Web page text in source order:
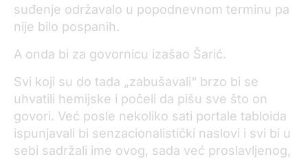
suđenje održavalo u popodnevnom terminu pa
nije bilo pospanih.
A onda bi za govornicu izašao Šarić.
Svi koji su do tada „zabušavali“ brzo bi se
uhvatili hemijske i počeli da pišu sve što on
govori. Već posle nekoliko sati portale tabloida
ispunjavali bi senzacionalistički naslovi i svi bi u
sebi sadržali ime ovog, sada već proslavljenog,